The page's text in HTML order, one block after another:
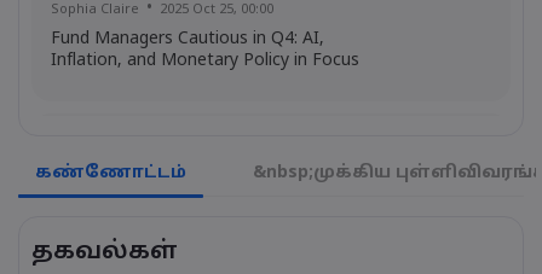
Sophia Claire 2025 Oct 25, 00:00
Fund Managers Cautious in Q4: AI,
Inflation, and Monetary Policy in Focus
US Government Shutdown Threatens
October Inflation Data Release
கண்ணோட்டம் &nbsp;முக்கிய
தகவல்கள்